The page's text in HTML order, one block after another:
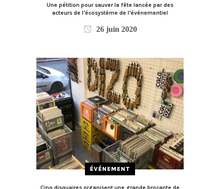
Une pétition pour sauver la fête lancée par des
acteurs de l’écosystème de l’événementiel
26 juin 2020
ÉVÉNEMENT
Cinq disquaires organisent une grande brocante de